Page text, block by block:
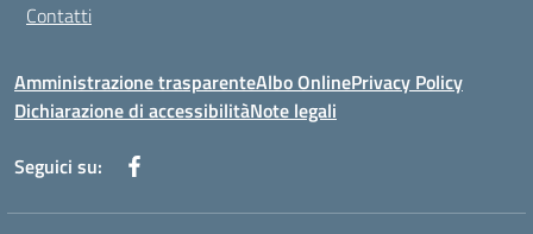
Contatti
Amministrazione trasparenteAlbo OnlinePrivacy Policy
Dichiarazione di accessibilitàNote legali
Seguici su: